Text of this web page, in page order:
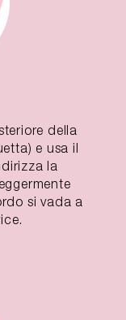
della
e usa il
la
si vada a